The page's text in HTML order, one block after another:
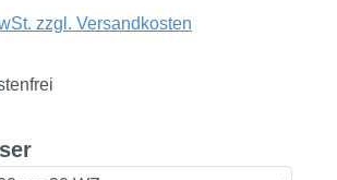
zzgl. Versandkosten
auswählen